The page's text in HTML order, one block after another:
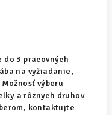
do 3 pracovných
na vyžiadanie,
výberu
a rôznych druhov
kontaktujte